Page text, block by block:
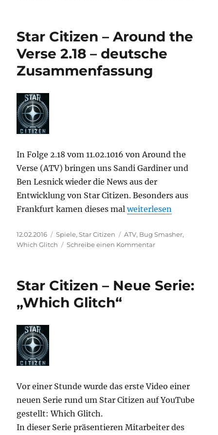
Star Citizen – Around the
Verse 2.18 – deutsche
Zusammenfassung
In Folge 2.18 vom 11.02.1016 von Around the
Verse (ATV) bringen uns Sandi Gardiner und
Ben Lesnick wieder die News aus der
Entwicklung von Star Citizen. Besonders aus
Frankfurt kamen dieses mal„Star Citizen – Around
weiterlesen
Veröffentlicht
am
12.02.2016 Kategorien
Spiele,Star Citizen Schlagwörter
ATV, Bug Smasher,
Which Glitch
Schreibe einen Kommentarzu
Around
Star Citizen – Neue Serie:
„Which Glitch“
Vor einer Stunde wurde das erste Video einer
neuen Serie rund um Star Citizen auf YouTube
gestellt: Which Glitch.
In dieser Serie präsentieren Mitarbeiter des